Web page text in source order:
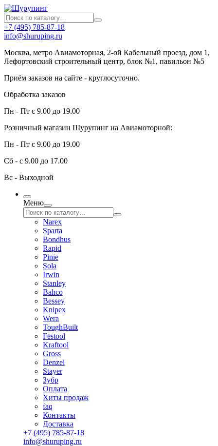
+7 (495) 785-87-18
info@shuruping.ru
Москва, метро Авиамоторная, 2-ой Кабельный проезд, дом 1,
Лефортовский строительный центр, блок №1, павильон №5
Приём заказов на сайте - круглосуточно.
Обработка заказов
Пн - Пт с 9.00 до 19.00
Розничный магазин Шурупинг на Авиамоторной:
Пн - Пт с 9.00 до 19.00
Сб - с 9.00 до 17.00
Вс - Выходной
Меню
Narex
Sparta
Bondhus
Rapid
Pinie
Sola
Irwin
Stanley
Bahco
Bessey
Knipex
Wera
ToughBuilt
Festool
Kraftool
Gross
Denzel
Stayer
Зубр
Оплата
Хиты продаж
faq
Контакты
Доставка
+7 (495) 785-87-18
info@shuruping.ru